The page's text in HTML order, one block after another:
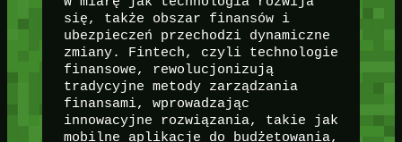
się, także obszar finansów i
ubezpieczeń przechodzi dynamiczne
zmiany. Fintech, czyli technologie
finansowe, rewolucjonizują
tradycyjne metody zarządzania
finansami, wprowadzając
innowacyjne rozwiązania, takie jak
mobilne aplikacje do budżetowania,